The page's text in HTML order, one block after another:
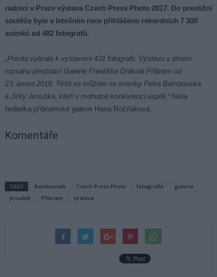
radnici v Praze výstava Czech Press Photo 2017. Do prestižní
soutěže bylo v letošním roce přihlášeno rekordních 7 300
snímků od 482 fotografů.
„Porota vybrala k vystavení 431 fotografií. Výstavu v plném
rozsahu představí Galerie Františka Drtikola Příbram od
23. února 2018. Těšit se můžete na snímky Petra Bambouska
a Jirky Jirouška, kteří v mohutné konkurenci uspěli,“ řekla
ředitelka příbramské galerie Hana Ročňáková.
Komentáře
TAGY Bambousek Czech Press Photo fotografie
galerie
Jiroušek
Příbram výstava